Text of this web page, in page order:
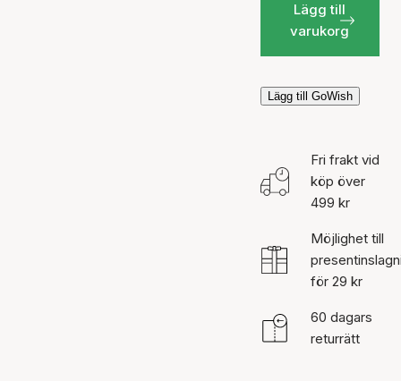
Lägg till
varukorg
Lägg till GoWish
Fri frakt vid
köp över
499 kr
Möjlighet till
för 29 kr
60 dagars
returrätt